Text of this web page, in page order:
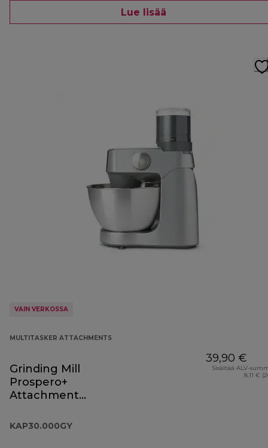
Lue lisää
VAIN VERKOSSA
MULTITASKER ATTACHMENTS
Grinding Mill
Prospero+
Attachment
KAP30.000GY
39,90 €
Sisältää ALV-
8,11 €